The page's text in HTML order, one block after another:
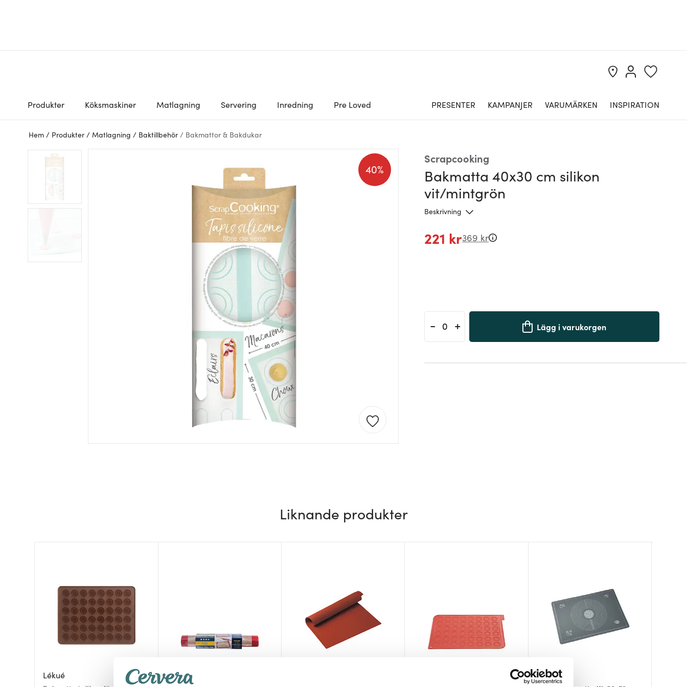
Produkter Köksmaskiner Matlagning Servering Inredning Pre Loved PRESENTER KAMPANJER VARUMÄRKEN INSPIRATION
Hem / Produkter / Matlagning / Baktillbehör / Bakmattor & Bakdukar
Scrapcooking
Bakmatta 40x30 cm silikon
vit/mintgrön
Beskrivning
40%
221 kr369 kr
- + Lägg i varukorgen
Liknande produkter
Lékué
Nostik
Dorre